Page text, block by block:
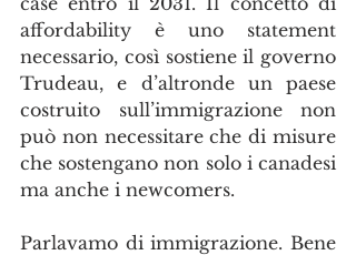
affordability è uno statement
necessario, così sostiene il governo
Trudeau, e d’altronde un paese
costruito sull’immigrazione non
può non necessitare che di misure
che sostengano non solo i canadesi
ma anche i newcomers.
Parlavamo di immigrazione. Bene